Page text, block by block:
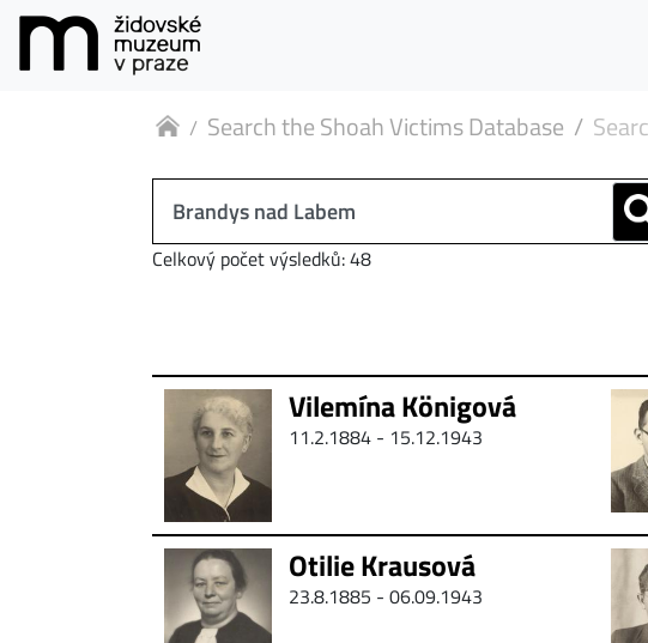
Search the Shoah Victims Database
Celkový počet výsledků: 48
Vilemína Königová
11.2.1884 - 15.12.1943
Otilie Krausová
23.8.1885 - 06.09.1943